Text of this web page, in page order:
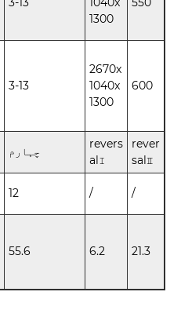
1300
3-13
2670x
1040x
1300
600
چہارم
revers
alⅠ
rever
salⅡ
12 / /
55.6 6.2 21.3